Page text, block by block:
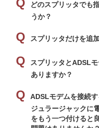
どのスプリッタでも
うか？
スプリッタだけを追
スプリッタとADSL
ありますか？
ADSLモデムを接続
ジュラージャックに
をもう一つ付けると